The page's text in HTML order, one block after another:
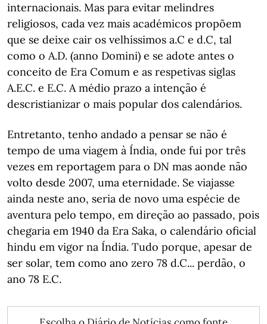
internacionais. Mas para evitar melindres
religiosos, cada vez mais académicos propõem
que se deixe cair os velhíssimos a.C e d.C, tal
como o A.D. (anno Domini) e se adote antes o
conceito de Era Comum e as respetivas siglas
A.E.C. e E.C. A médio prazo a intenção é
descristianizar o mais popular dos calendários.
Entretanto, tenho andado a pensar se não é
tempo de uma viagem à Índia, onde fui por três
vezes em reportagem para o DN mas aonde não
volto desde 2007, uma eternidade. Se viajasse
ainda neste ano, seria de novo uma espécie de
aventura pelo tempo, em direção ao passado, pois
chegaria em 1940 da Era Saka, o calendário oficial
hindu em vigor na Índia. Tudo porque, apesar de
ser solar, tem como ano zero 78 d.C... perdão, o
ano 78 E.C.